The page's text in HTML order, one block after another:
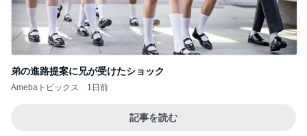
弟の進路提案に兄が受けたショック
Amebaトピックス 1日前
記事を読む